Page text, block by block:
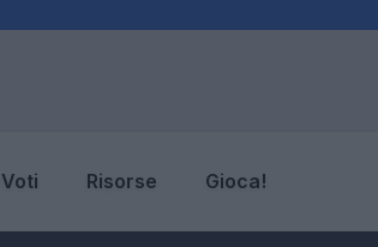
Voti Risorse Gioca!